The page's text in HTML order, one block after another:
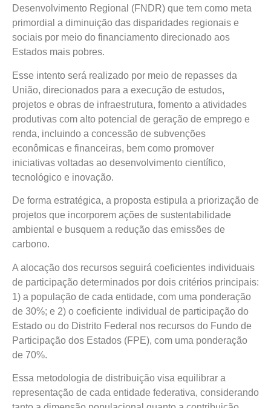
Desenvolvimento Regional (FNDR) que tem como meta
primordial a diminuição das disparidades regionais e
sociais por meio do financiamento direcionado aos
Estados mais pobres.
Esse intento será realizado por meio de repasses da
União, direcionados para a execução de estudos,
projetos e obras de infraestrutura, fomento a atividades
produtivas com alto potencial de geração de emprego e
renda, incluindo a concessão de subvenções
econômicas e financeiras, bem como promover
iniciativas voltadas ao desenvolvimento científico,
tecnológico e inovação.
De forma estratégica, a proposta estipula a priorização de
projetos que incorporem ações de sustentabilidade
ambiental e busquem a redução das emissões de
carbono.
A alocação dos recursos seguirá coeficientes individuais
de participação determinados por dois critérios principais:
1) a população de cada entidade, com uma ponderação
de 30%; e 2) o coeficiente individual de participação do
Estado ou do Distrito Federal nos recursos do Fundo de
Participação dos Estados (FPE), com uma ponderação
de 70%.
Essa metodologia de distribuição visa equilibrar a
representação de cada entidade federativa, considerando